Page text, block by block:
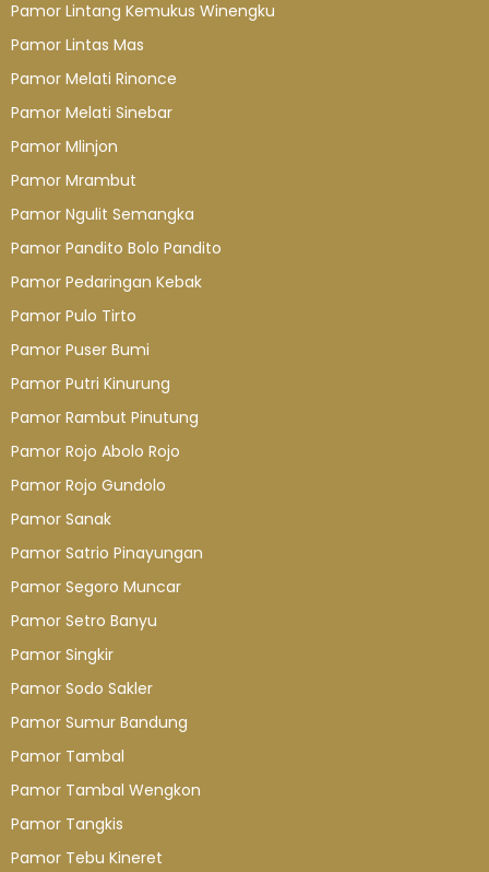
Pamor Lintang Kemukus Winengku
Pamor Lintas Mas
Pamor Melati Rinonce
Pamor Melati Sinebar
Pamor Mlinjon
Pamor Mrambut
Pamor Ngulit Semangka
Pamor Pandito Bolo Pandito
Pamor Pedaringan Kebak
Pamor Pulo Tirto
Pamor Puser Bumi
Pamor Putri Kinurung
Pamor Rambut Pinutung
Pamor Rojo Abolo Rojo
Pamor Rojo Gundolo
Pamor Sanak
Pamor Satrio Pinayungan
Pamor Segoro Muncar
Pamor Setro Banyu
Pamor Singkir
Pamor Sodo Sakler
Pamor Sumur Bandung
Pamor Tambal
Pamor Tambal Wengkon
Pamor Tangkis
Pamor Tebu Kineret